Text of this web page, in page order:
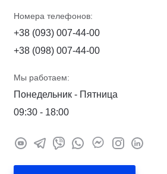
Номера телефонов:
+38 (093) 007-44-00
+38 (098) 007-44-00
Мы работаем:
Понедельник - Пятница
09:30 - 18:00